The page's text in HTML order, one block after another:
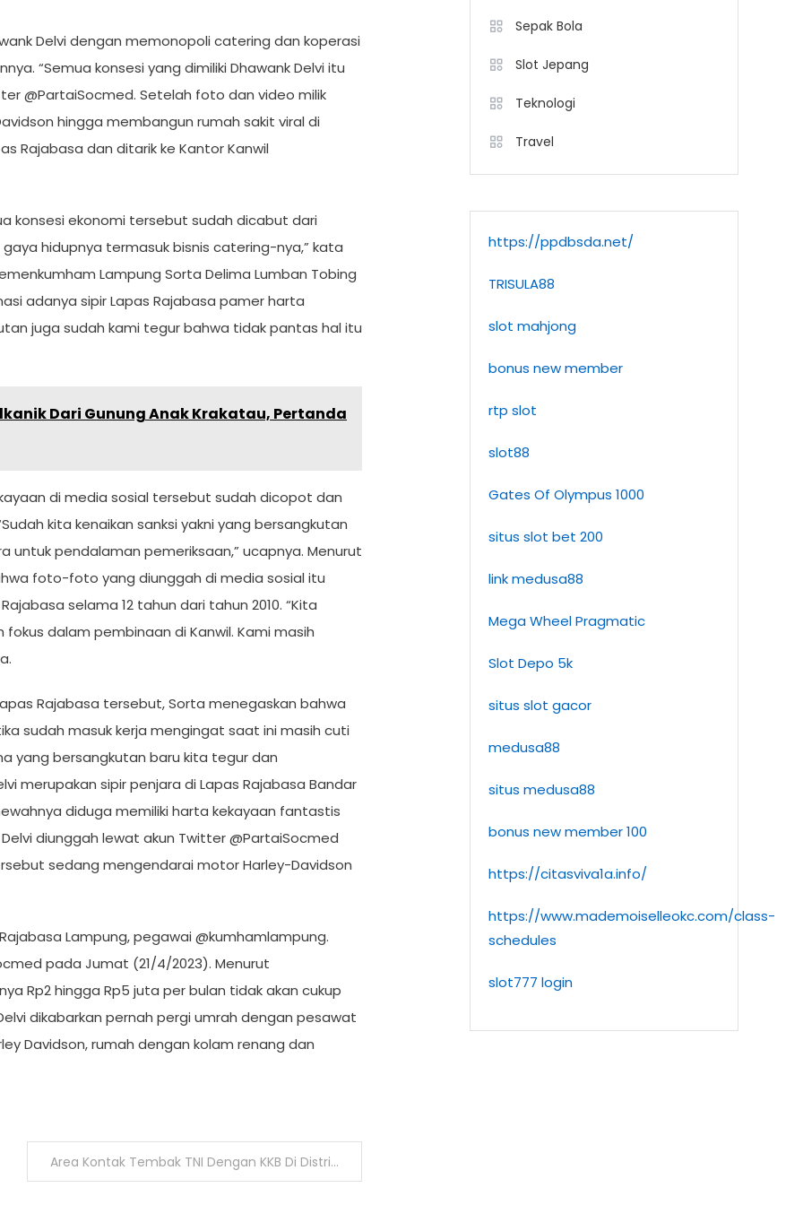
Delvi dengan memonopoli catering dan koperasi
“Semua konsesi yang dimiliki Dhawank Delvi itu
@PartaiSocmed. Setelah foto dan video milik
hingga membangun rumah sakit viral di
Rajabasa dan ditarik ke Kantor Kanwil
konsesi ekonomi tersebut sudah dicabut dari
hidupnya termasuk bisnis catering-nya,” kata
Lampung Sorta Delima Lumban Tobing
adanya sipir Lapas Rajabasa pamer harta
juga sudah kami tegur bahwa tidak pantas hal itu
Dari Gunung Anak Krakatau, Pertanda
di media sosial tersebut sudah dicopot dan
kita kenaikan sanksi yakni yang bersangkutan
untuk pendalaman pemeriksaan,” ucapnya. Menurut
foto-foto yang diunggah di media sosial itu
selama 12 tahun dari tahun 2010. “Kita
dalam pembinaan di Kanwil. Kami masih
Rajabasa tersebut, Sorta menegaskan bahwa
sudah masuk kerja mengingat saat ini masih cuti
yang bersangkutan baru kita tegur dan
merupakan sipir penjara di Lapas Rajabasa Bandar
diduga memiliki harta kekayaan fantastis
diunggah lewat akun Twitter @PartaiSocmed
sedang mengendarai motor Harley-Davidson
Lampung, pegawai @kumhamlampung.
pada Jumat (21/4/2023). Menurut
Rp2 hingga Rp5 juta per bulan tidak akan cukup
dikabarkan pernah pergi umrah dengan pesawat
Davidson, rumah dengan kolam renang dan
Area Kontak Tembak TNI Dengan KKB Di Distrik Mugi-Mam Nduga Berhasil Dikuasai
Sepak Bola
Slot Jepang
Teknologi
Travel
https://ppdbsda.net/
TRISULA88
slot mahjong
bonus new member
rtp slot
slot88
Gates Of Olympus 1000
situs slot bet 200
link medusa88
Mega Wheel Pragmatic
Slot Depo 5k
situs slot gacor
medusa88
situs medusa88
bonus new member 100
https://citasviva1a.info/
https://www.mademoiselleokc.com/class-
schedules
slot777 login